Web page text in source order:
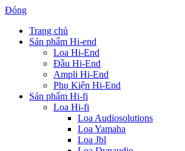
Đóng
Trang chủ
Sản phẩm Hi-end
Loa Hi-End
Đầu Hi-End
Ampli Hi-End
Phụ Kiện Hi-End
Sản phẩm Hi-fi
Loa Hi-fi
Loa Audiosolutions
Loa Yamaha
Loa Jbl